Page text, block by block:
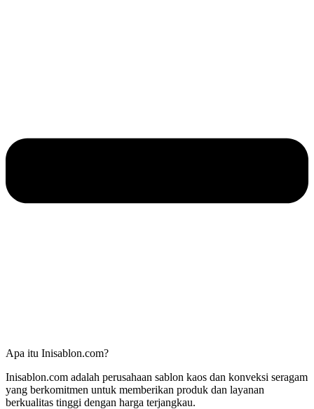
Apa itu Inisablon.com?
Inisablon.com adalah perusahaan sablon kaos dan konveksi seragam
yang berkomitmen untuk memberikan produk dan layanan
berkualitas tinggi dengan harga terjangkau.